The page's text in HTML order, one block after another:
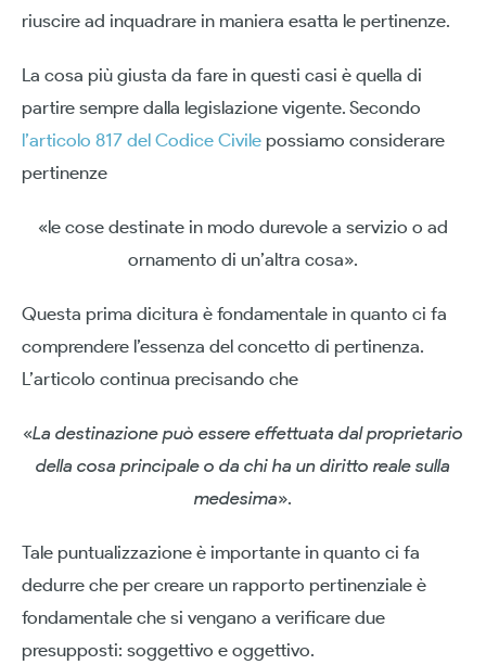
riuscire ad inquadrare in maniera esatta le pertinenze.
La cosa più giusta da fare in questi casi è quella di
partire sempre dalla legislazione vigente. Secondo
l’articolo 817 del Codice Civile possiamo considerare
pertinenze
«le cose destinate in modo durevole a servizio o ad
ornamento di un’altra cosa».
Questa prima dicitura è fondamentale in quanto ci fa
comprendere l’essenza del concetto di pertinenza.
L’articolo continua precisando che
«La destinazione può essere effettuata dal proprietario
della cosa principale o da chi ha un diritto reale sulla
medesima».
Tale puntualizzazione è importante in quanto ci fa
dedurre che per creare un rapporto pertinenziale è
fondamentale che si vengano a verificare due
presupposti: soggettivo e oggettivo.